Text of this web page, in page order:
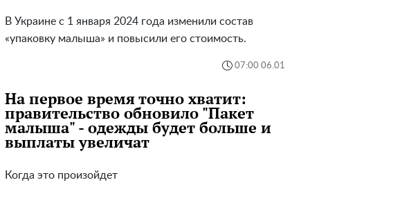
В Украине с 1 января 2024 года изменили состав
«упаковку малыша» и повысили его стоимость.
07:00 06.01
На первое время точно хватит:
правительство обновило "Пакет
малыша" - одежды будет больше и
выплаты увеличат
Когда это произойдет